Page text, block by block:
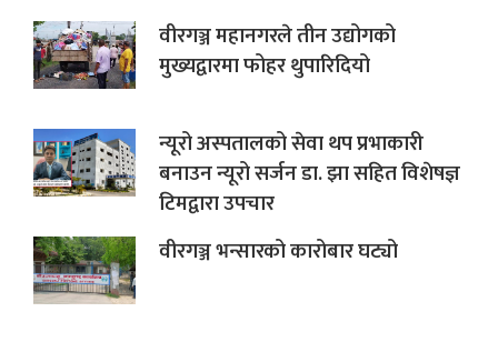
वीरगञ्ज महानगरले तीन उद्योगको
मुख्यद्वारमा फोहर थुपारिदियो
न्यूरो अस्पतालको सेवा थप प्रभाकारी
बनाउन न्यूरो सर्जन डा. झा सहित विशेषज्ञ
टिमद्वारा उपचार
वीरगञ्ज भन्सारको कारोबार घट्यो